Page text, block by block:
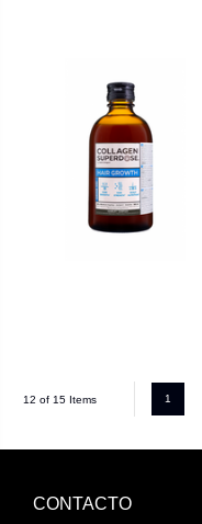
12 of 15 Items 1
CONTACTO